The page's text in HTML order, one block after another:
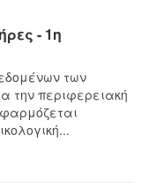
- 1η
των
την περιφερειακή